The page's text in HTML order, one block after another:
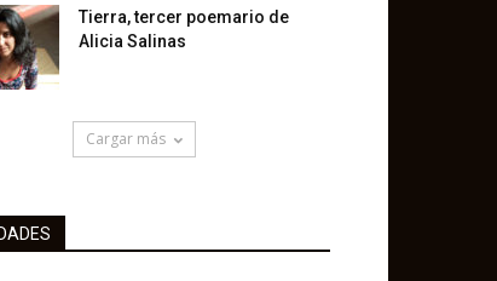
Tierra, tercer poemario de
Alicia Salinas
Cargar más